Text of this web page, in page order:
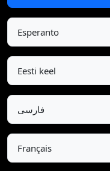
Esperanto
Eesti keel
فارسی
Français